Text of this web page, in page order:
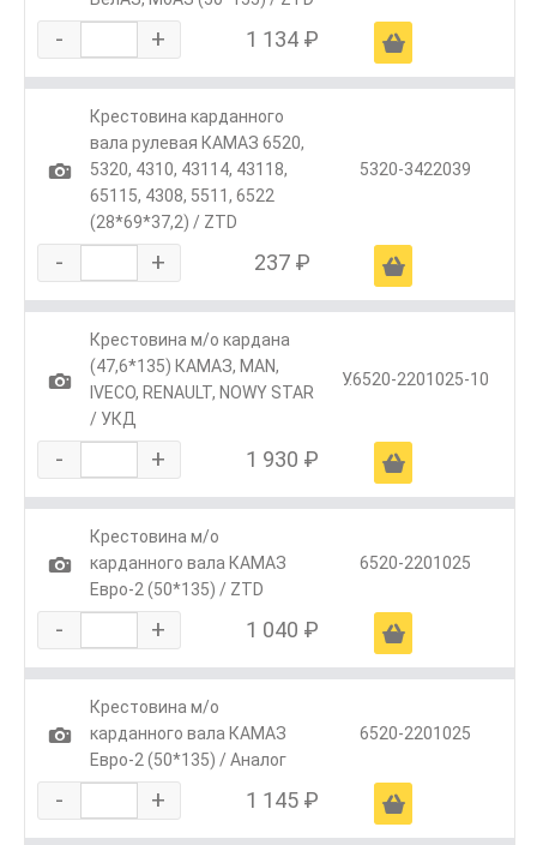
- + 1 134 ₽ Ä
1
Крестовина карданного
вала рулевая КАМАЗ 6520,
5320, 4310, 43114, 43118,
65115, 4308, 5511, 6522
(28*69*37,2) / ZTD
5320-3422039
- + 237 ₽ Ä
1
Крестовина м/о кардана
(47,6*135) КАМАЗ, MAN,
IVECO, RENAULT, NOWY STAR
/ УКД
У.6520-2201025-10
- + 1 930 ₽ Ä
1
Крестовина м/о
карданного вала КАМАЗ
Евро-2 (50*135) / ZTD
6520-2201025
- + 1 040 ₽ Ä
1
Крестовина м/о
карданного вала КАМАЗ
Евро-2 (50*135) / Аналог
6520-2201025
- + 1 145 ₽ Ä